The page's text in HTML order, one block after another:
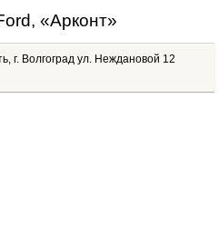
«Арконт»
г. Волгоград ул. Неждановой 12